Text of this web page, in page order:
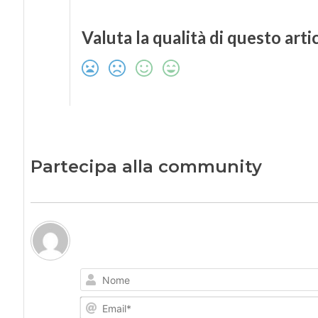
Valuta la qualità di questo
Partecipa alla community